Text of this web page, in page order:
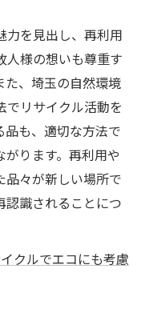
力を見出し、再利用
人様の想いも尊重す
た、埼玉の自然環境
でリサイクル活動を
も、適切な方法で
ります。再利用や
品々が新しい場所で
認識されることにつ
クルでエコにも考慮